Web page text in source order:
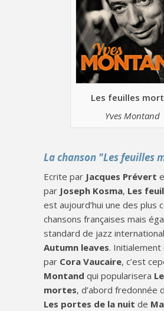
Les feuilles
Yves Montand
La chanson "Les feuilles
Ecrite par Jacques Prévert
par Joseph Kosma, Les
est aujourd’hui une des plus
chansons françaises mais
standard de jazz
Autumn leaves.
par Cora Vaucaire, c’est
Montand qui popularisera
mortes, d’abord fredonnée
Les portes de la nuit de